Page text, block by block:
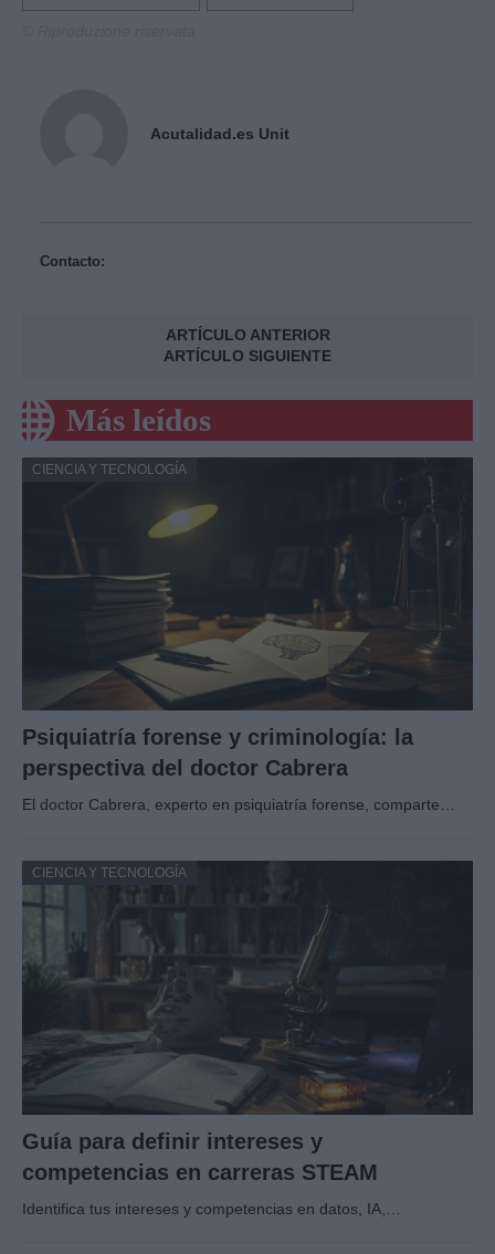
Acutalidad.es Unit
Contacto:
ARTÍCULO ANTERIOR
ARTÍCULO SIGUIENTE
Más leídos
CIENCIA Y TECNOLOGÍA
Psiquiatría forense y criminología: la
perspectiva del doctor Cabrera
El doctor Cabrera, experto en psiquiatría forense, comparte…
CIENCIA Y TECNOLOGÍA
Guía para definir intereses y
competencias en carreras STEAM
Identifica tus intereses y competencias en datos, IA,…